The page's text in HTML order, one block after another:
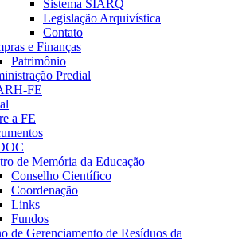
Sistema SIARQ
Legislação Arquivística
Contato
e Finanças
Patrimônio
Predial
FE
a FE
de Memória da Educação
Conselho Científico
Coordenação
Links
Fundos
de Gerenciamento de Resíduos da